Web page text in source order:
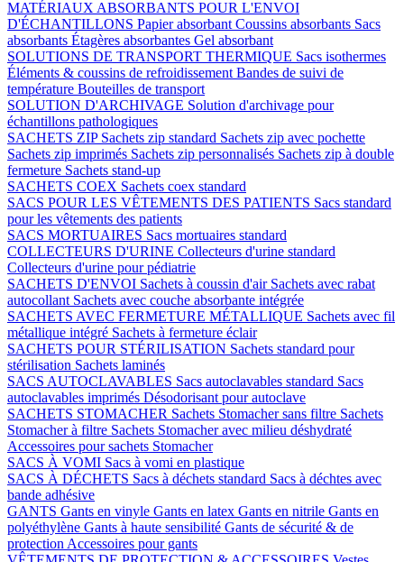
MATÉRIAUX ABSORBANTS POUR L'ENVOI
D'ÉCHANTILLONS Papier absorbant Coussins absorbants Sacs
absorbants Étagères absorbantes Gel absorbant
SOLUTIONS DE TRANSPORT THERMIQUE Sacs isothermes
Éléments & coussins de refroidissement Bandes de suivi de
température Bouteilles de transport
SOLUTION D'ARCHIVAGE Solution d'archivage pour
échantillons pathologiques
SACHETS ZIP Sachets zip standard Sachets zip avec pochette
Sachets zip imprimés Sachets zip personnalisés Sachets zip à double
fermeture Sachets stand-up
SACHETS COEX Sachets coex standard
SACS POUR LES VÊTEMENTS DES PATIENTS Sacs standard
pour les vêtements des patients
SACS MORTUAIRES Sacs mortuaires standard
COLLECTEURS D'URINE Collecteurs d'urine standard
Collecteurs d'urine pour pédiatrie
SACHETS D'ENVOI Sachets à coussin d'air Sachets avec rabat
autocollant Sachets avec couche absorbante intégrée
SACHETS AVEC FERMETURE MÉTALLIQUE Sachets avec fil
métallique intégré Sachets à fermeture éclair
SACHETS POUR STÉRILISATION Sachets standard pour
stérilisation Sachets laminés
SACS AUTOCLAVABLES Sacs autoclavables standard Sacs
autoclavables imprimés Désodorisant pour autoclave
SACHETS STOMACHER Sachets Stomacher sans filtre Sachets
Stomacher à filtre Sachets Stomacher avec milieu déshydraté
Accessoires pour sachets Stomacher
SACS À VOMI Sacs à vomi en plastique
SACS À DÉCHETS Sacs à déchets standard Sacs à déchtes avec
bande adhésive
GANTS Gants en vinyle Gants en latex Gants en nitrile Gants en
polyéthylène Gants à haute sensibilité Gants de sécurité & de
protection Accessoires pour gants